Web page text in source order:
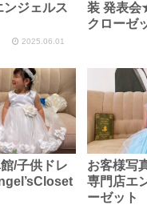
ジェルス
2025.06.01
装 発表会
クローゼ
/子供ドレ
お客様写
専門店エ
ーゼット